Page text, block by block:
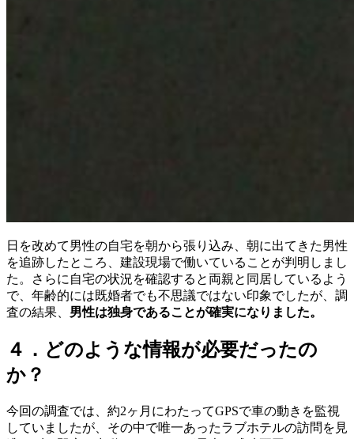
日を改めて男性の自宅を朝から張り込み
朝に出てきた男性
を追跡したところ
建設現場で働いていることが判明しまし
た 。
さらに自宅の状況を確認すると両親と同居しているよう
で、 年齢的には既婚者でも不思議ではない印象でしたが
調
査の結果
男性は独身であることが確実になりました。
４．どのような情報が必要だったの
か？
今回の調査では
約2ヶ月にわたってGPSで車の動きを監視
していましたが
その中で唯一あったラブホテルの訪問を見